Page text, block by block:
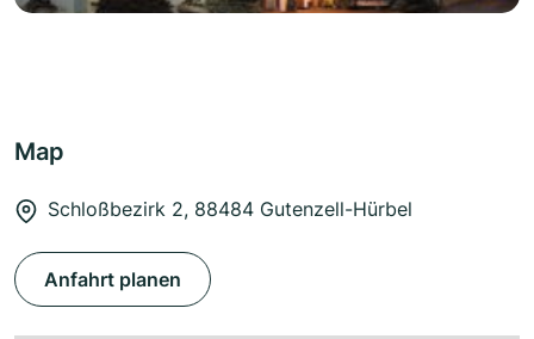
Map
Schloßbezirk 2, 88484 Gutenzell-Hürbel
Anfahrt planen